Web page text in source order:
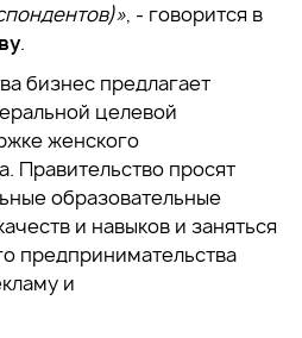
, - говорится в
.
бизнес предлагает
целевой
женского
Правительство просят
образовательные
и навыков и заняться
предпринимательства
и